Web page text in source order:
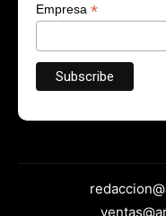
Empresa *